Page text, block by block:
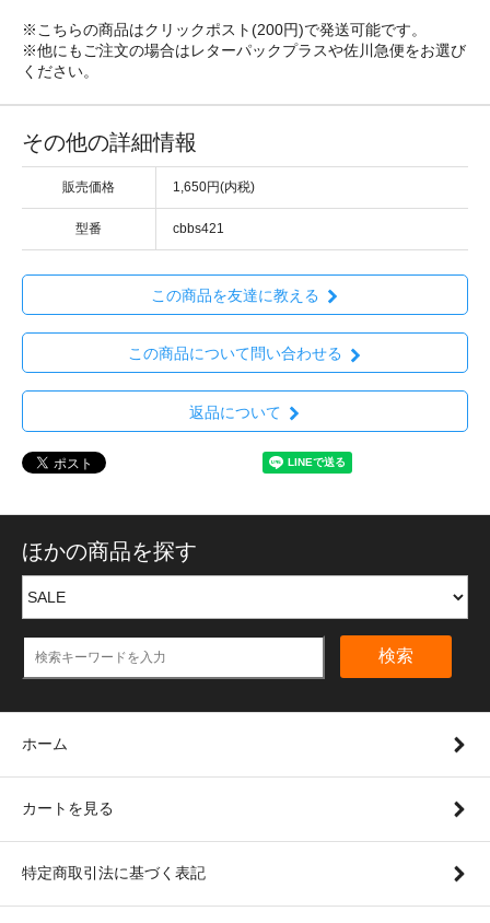
※こちらの商品はクリックポスト(200円)で発送可能です。
※他にもご注文の場合はレターパックプラスや佐川急便をお選び
ください。
その他の詳細情報
販売価格 1,650円(内税)
型番 cbbs421
この商品を友達に教える
この商品について問い合わせる
返品について
ほかの商品を探す
検索
ホーム
カートを見る
特定商取引法に基づく表記